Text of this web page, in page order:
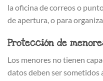
la oficina de correos o
de apertura, o para
Protección de
Los menores no tienen
datos deben ser